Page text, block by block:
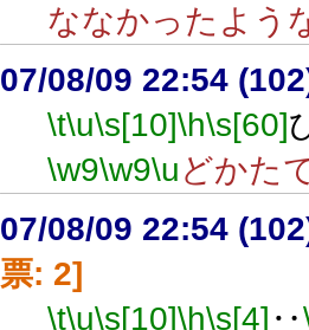
ななかったよう
07/08/09 22:54
\t\u\s[10]\h\s[60]
\w9\w9\uどかた
07/08/09 22:54
票: 2]
\t\u\s[10]\h\s[4] ‥